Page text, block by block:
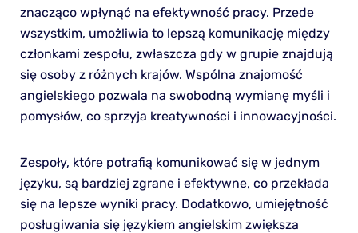
znacząco wpłynąć na efektywność pracy. Przede
wszystkim, umożliwia to lepszą komunikację między
członkami zespołu, zwłaszcza gdy w grupie znajdują
się osoby z różnych krajów. Wspólna znajomość
angielskiego pozwala na swobodną wymianę myśli i
pomysłów, co sprzyja kreatywności i innowacyjności.
Zespoły, które potrafią komunikować się w jednym
języku, są bardziej zgrane i efektywne, co przekłada
się na lepsze wyniki pracy. Dodatkowo, umiejętność
posługiwania się językiem angielskim zwiększa